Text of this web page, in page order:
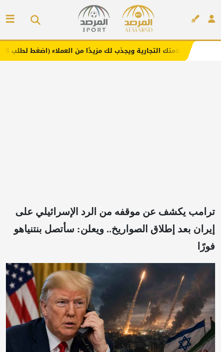
التجارية ويجذب لك مزيدًا من العملاء (اضغط لطلب الإعلان)
ترامب يكشف عن موقفه من الرد الإسرائيلي على
إيران بعد إطلاق الصواريخ.. ويعلن: سأتصل بنتنياهو
فورًا